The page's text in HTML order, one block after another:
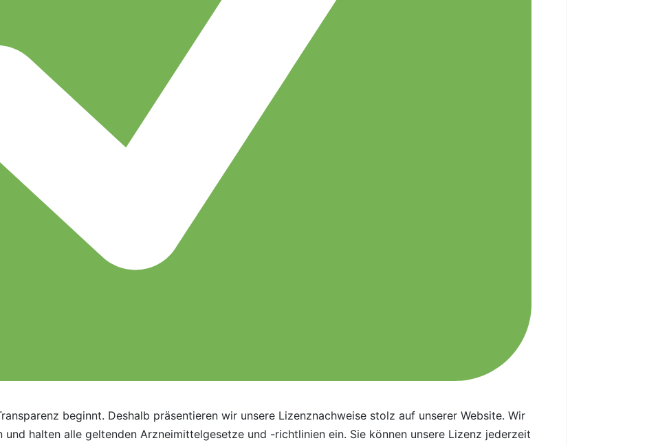
beginnt. Deshalb präsentieren wir unsere Lizenznachweise stolz auf unserer Website. Wir
halten alle geltenden Arzneimittelgesetze und -richtlinien ein. Sie können unsere Lizenz jederzeit